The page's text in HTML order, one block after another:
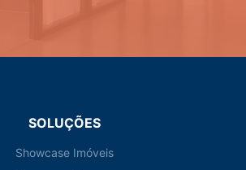
SOLUÇÕES
Showcase Imóveis